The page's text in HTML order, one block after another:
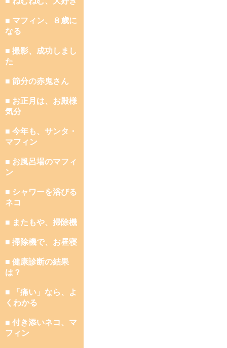
■ マフィン、８歳に
なる
■ 撮影、成功しまし
た
■ 節分の赤鬼さん
■ お正月は、お殿様
気分
■ 今年も、サンタ・
マフィン
■ お風呂場のマフィ
ン
■ シャワーを浴びる
ネコ
■ またもや、掃除機
■ 掃除機で、お昼寝
■ 健康診断の結果
は？
■ 「痛い」なら、よ
くわかる
■ 付き添いネコ、マ
フィン